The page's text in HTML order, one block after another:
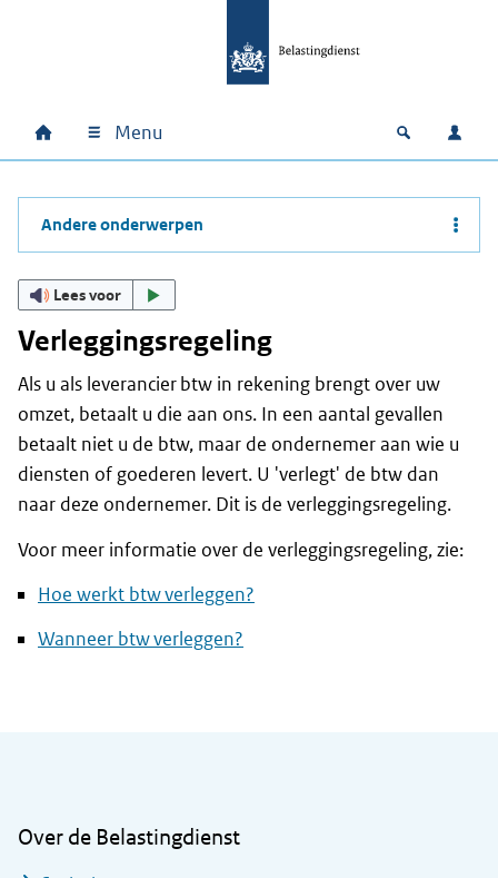
Hoofdnavigatie
Home Menu Open
Andere onderwerpen
Lees voor
Verleggingsregeling
Als u als leverancier btw in rekening brengt over uw
omzet, betaalt u die aan ons. In een aantal gevallen
betaalt niet u de btw, maar de ondernemer aan wie u
diensten of goederen levert. U 'verlegt' de btw dan
naar deze ondernemer. Dit is de verleggingsregeling.
Voor meer informatie over de verleggingsregeling, zie:
Hoe werkt btw verleggen?
Wanneer btw verleggen?
Over de Belastingdienst